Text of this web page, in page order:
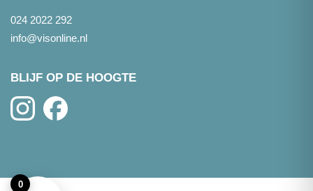
024 2022 292
info@visonline.nl
BLIJF OP DE HOOGTE
0